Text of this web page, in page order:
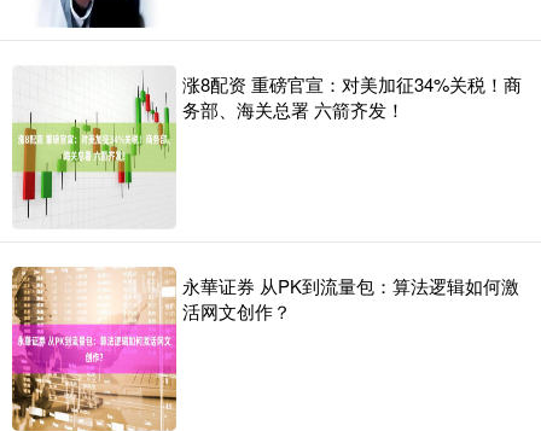
涨8配资 重磅官宣：对美加征34%关税！商
务部、海关总署 六箭齐发！
永華证券 从PK到流量包：算法逻辑如何激
活网文创作？